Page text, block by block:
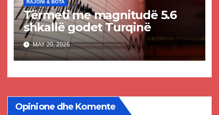
RAJONI & BOTA
Tërmeti me magnitudë 5.6
shkallë godet Turqinë
MAY 20, 2026
Opinione dhe Komente